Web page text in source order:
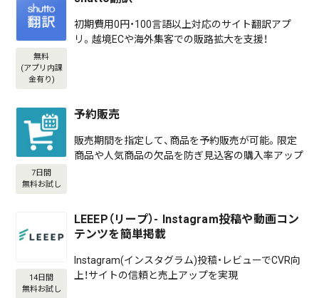
無料
(アプリ内課
金有り)
初期費用0円・100言語以上対応のサイト翻訳アプ
リ。越境ECや海外集客での販路拡大を支援！
7日間
無料お試し
予約販売
販売期間を指定して、商品を予約販売が可能。限定
商品や人気商品の欠品を防ぎ見込客の購入率アップ
14日間
無料お試し
LEEEP（リープ）- Instagram投稿や動画コン
テンツを簡単掲載
Instagram(インスタグラム)投稿・レビューでCVR向
上！サイトの信頼と売上アップを実現